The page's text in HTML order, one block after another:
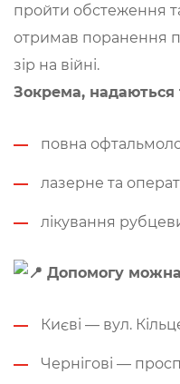
пройти обстеження
отримав поранення
зір на війні.
Зокрема, надаються
повна
лазерне та
лікування
Допомогу
Києві — вул.
Чернігові —